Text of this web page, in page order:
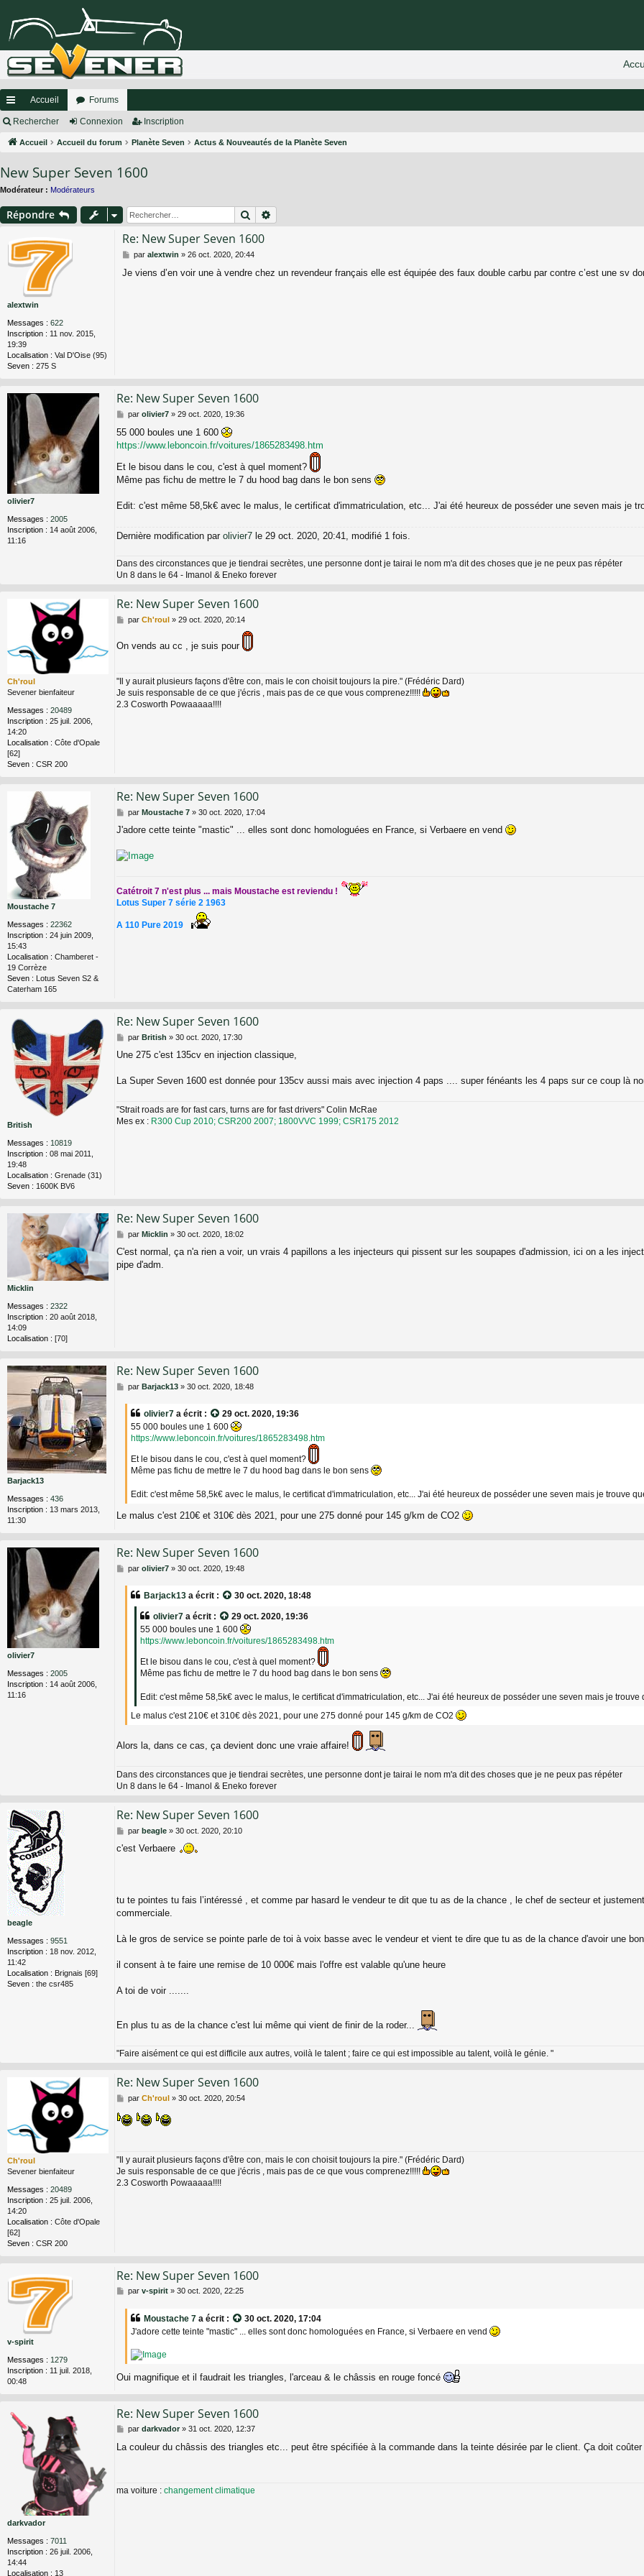
ac
co
ci
s
Accueil Forums
Rechercher Connexion Inscription
Accueil Accueil du forum Planète Seven Actus & Nouveautés de la Planète Seven
New Super Seven 1600
Modérateur : Modérateurs
Répondre Rechercher
alextwin
Messages : 622
Inscription : 11 nov. 2015,
19:39
Localisation : Val D'Oise (95)
Seven : 275 S
Re: New Super Seven 1600
M
s
par alextwin » 26 oct. 2020, 20:44
Je viens d’en voir une à vendre chez un revendeur français elle est équipée des faux double carbu par contre c’est une sv
olivier7
Messages : 2005
Inscription : 14 août 2006,
11:16
Re: New Super Seven 1600
M
s
s
g
e
par olivier7» 29 oct. 2020, 19:36
55 000 boules une 1 600
https://www.leboncoin.fr/voitures/1865283498.htm
Et le bisou dans le cou, c'est à quel moment?
Même pas fichu de mettre le 7 du hood bag dans le bon sens
Edit: c'est même 58,5k€ avec le malus, le certificat d'immatriculation, etc... J'ai été heureux de posséder une seven mais je
Dernière modification par olivier7 le 29 oct. 2020, 20:41, modifié 1 fois.
Dans des circonstances que je tiendrai secrètes, une personne dont je tairai le nom m'a dit des choses que je ne peux pas répéter
Un 8 dans le 64 - Imanol & Eneko forever
Ch'roul
Sevener bienfaiteur
Messages : 20489
Inscription : 25 juil. 2006,
14:20
Localisation : Côte d'Opale
[62]
Seven : CSR 200
Re: New Super Seven 1600
M
s
e
par Ch'roul» 29 oct. 2020, 20:14
On vends au cc , je suis pour
"Il y aurait plusieurs façons d'être con, mais le con choisit toujours la pire." (Frédéric Dard)
Je suis responsable de ce que j'écris , mais pas de ce que vous comprenez!!!!!
2.3 Cosworth Powaaaaa!!!!
Moustache 7
Messages : 22362
Inscription : 24 juin 2009,
15:43
Localisation : Chamberet -
19 Corrèze
Seven : Lotus Seven S2 &
Caterham 165
Re: New Super Seven 1600
M
s
a
par Moustache 7» 30 oct. 2020, 17:04
J'adore cette teinte "mastic" ... elles sont donc homologuées en France, si Verbaere en vend
Catétroit 7 n'est plus ... mais Moustache est reviendu !
Lotus Super 7 série 2 1963
A 110 Pure 2019
British
Messages : 10819
Inscription : 08 mai 2011,
19:48
Localisation : Grenade (31)
Seven : 1600K BV6
Re: New Super Seven 1600
M
s
a
par British » 30 oct. 2020, 17:30
Une 275 c'est 135cv en injection classique,
La Super Seven 1600 est donnée pour 135cv aussi mais avec injection 4 paps .... super fénéants les 4 paps sur ce coup là
"Strait roads are for fast cars, turns are for fast drivers" Colin McRae
Mes ex : R300 Cup 2010; CSR200 2007; 1800VVC 1999; CSR175 2012
Micklin
Messages : 2322
Inscription : 20 août 2018,
14:09
Localisation : [70]
Re: New Super Seven 1600
M
s
s
par Micklin » 30 oct. 2020, 18:02
C'est normal, ça n'a rien a voir, un vrais 4 papillons a les injecteurs qui pissent sur les soupapes d'admission, ici on a les
pipe d'adm.
Barjack13
Messages : 436
Inscription : 13 mars 2013,
11:30
Re: New Super Seven 1600
M
par Barjack13» 30 oct. 2020, 18:48
olivier7 a écrit :
29 oct. 2020, 19:36
55 000 boules une 1 600
https://www.leboncoin.fr/voitures/1865283498.htm
Et le bisou dans le cou, c'est à quel moment?
Même pas fichu de mettre le 7 du hood bag dans le bon sens
Edit: c'est même 58,5k€ avec le malus, le certificat d'immatriculation, etc... J'ai été heureux de posséder une seven mais je trouve
Le malus c'est 210€ et 310€ dès 2021, pour une 275 donné pour 145 g/km de CO2
olivier7
Messages : 2005
Inscription : 14 août 2006,
11:16
Re: New Super Seven 1600
M
par olivier7» 30 oct. 2020, 19:48
Barjack13 a écrit : 30 oct. 2020, 18:48
olivier7 a écrit :
29 oct. 2020, 19:36
55 000 boules une 1 600
https://www.leboncoin.fr/voitures/1865283498.htm
Et le bisou dans le cou, c'est à quel moment?
Même pas fichu de mettre le 7 du hood bag dans le bon sens
Edit: c'est même 58,5k€ avec le malus, le certificat d'immatriculation, etc... J'ai été heureux de posséder une seven mais je
Le malus c'est 210€ et 310€ dès 2021, pour une 275 donné pour 145 g/km de CO2
Alors la, dans ce cas, ça devient donc une vraie affaire!
Dans des circonstances que je tiendrai secrètes, une personne dont je tairai le nom m'a dit des choses que je ne peux pas répéter
Un 8 dans le 64 - Imanol & Eneko forever
beagle
Messages : 9551
Inscription : 18 nov. 2012,
11:42
Localisation : Brignais [69]
Seven : the csr485
Re: New Super Seven 1600
M
s
par beagle» 30 oct. 2020, 20:10
c'est Verbaere
tu te pointes tu fais l’intéressé , et comme par hasard le vendeur te dit que tu as de la chance , le chef de secteur et
commerciale.
Là le gros de service se pointe parle de toi à voix basse avec le vendeur et vient te dire que tu as de la chance d'avoir une
il consent à te faire une remise de 10 000€ mais l'offre est valable qu'une heure
A toi de voir .......
En plus tu as de la chance c'est lui même qui vient de finir de la roder...
"Faire aisément ce qui est difficile aux autres, voilà le talent ; faire ce qui est impossible au talent, voilà le génie. "
Ch'roul
Sevener bienfaiteur
Messages : 20489
Inscription : 25 juil. 2006,
14:20
Localisation : Côte d'Opale
[62]
Seven : CSR 200
Re: New Super Seven 1600
M
s
e
par Ch'roul» 30 oct. 2020, 20:54
"Il y aurait plusieurs façons d'être con, mais le con choisit toujours la pire." (Frédéric Dard)
Je suis responsable de ce que j'écris , mais pas de ce que vous comprenez!!!!!
2.3 Cosworth Powaaaaa!!!!
v-spirit
Messages : 1279
Inscription : 11 juil. 2018,
00:48
Re: New Super Seven 1600
M
par v-spirit» 30 oct. 2020, 22:25
Moustache 7 a écrit :
30 oct. 2020, 17:04
J'adore cette teinte "mastic" ... elles sont donc homologuées en France, si Verbaere en vend
Oui magnifique et il faudrait les triangles, l'arceau & le châssis en rouge foncé
darkvador
Messages : 7011
Inscription : 26 juil. 2006,
14:44
Localisation : 13
Re: New Super Seven 1600
M
s
e
par darkvador» 31 oct. 2020, 12:37
La couleur du châssis des triangles etc... peut être spécifiée à la commande dans la teinte désirée par le client. Ça doit
ma voiture : changement climatique